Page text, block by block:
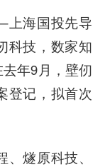
海国投先导
科技，数家知
年9月，壁仞
登记，拟首次
燧原科技、